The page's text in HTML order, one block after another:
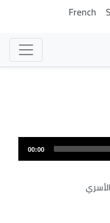
French
00:00